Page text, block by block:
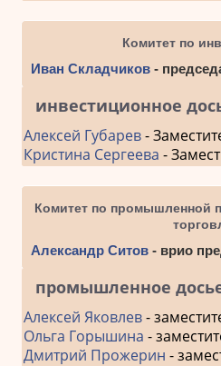
Комитет по
Иван Складчиков-
инвестиционное
Алексей Губарев-
Кристина Сергеева -
Комитет по промышленной
Александр Ситов- врио
промышленное
Алексей Яковлев-
Ольга Горышина -
Дмитрий Прожерин -